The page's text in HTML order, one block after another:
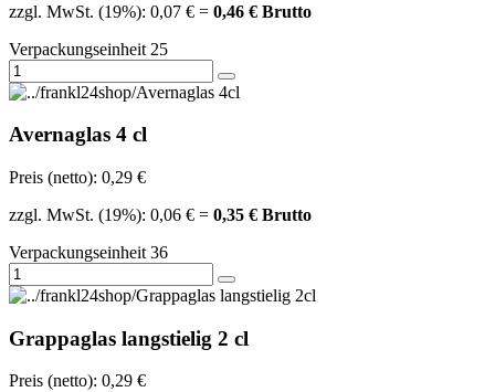
zzgl. MwSt. (19%): 0,07 € = 0,46 € Brutto
Verpackungseinheit 25
Avernaglas 4 cl
Preis (netto): 0,29 €
zzgl. MwSt. (19%): 0,06 € = 0,35 € Brutto
Verpackungseinheit 36
Grappaglas langstielig 2 cl
Preis (netto): 0,29 €